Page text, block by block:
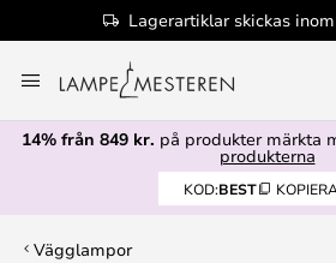
Lagerartiklar skickas
till
innehållet
14% från 849 kr. på produkter märkta
produkterna
KOD:BEST KOPIERA
Vägglampor